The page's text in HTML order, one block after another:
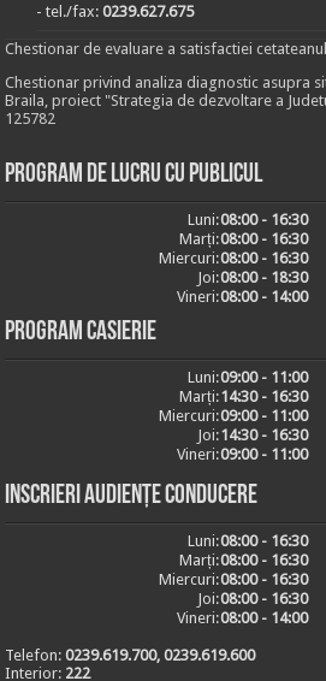
- tel./fax:0239.627.675
Chestionar de evaluare a satisfactiei
Chestionar privind analiza diagnostic asupra
Braila, proiect "Strategia de dezvoltare a
125782
Program de lucru cu publicul
Luni:08:00 - 16:30
Marți:08:00 - 16:30
Miercuri:08:00 - 16:30
Joi:08:00 - 18:30
Vineri:08:00 - 14:00
Program casierie
Luni:09:00 - 11:00
Marți:14:30 - 16:30
Miercuri:09:00 - 11:00
Joi:14:30 - 16:30
Vineri:09:00 - 11:00
Inscrieri audiențe conducere
Luni:08:00 - 16:30
Marți:08:00 - 16:30
Miercuri:08:00 - 16:30
Joi:08:00 - 16:30
Vineri:08:00 - 14:00
Telefon:0239.619.700, 0239.619.600
Interior: 222